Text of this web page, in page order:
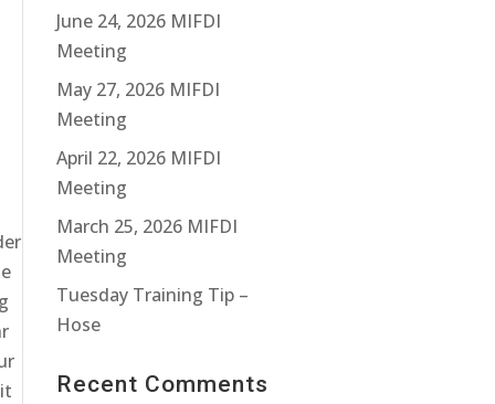
June 24, 2026 MIFDI
Meeting
May 27, 2026 MIFDI
Meeting
April 22, 2026 MIFDI
Meeting
March 25, 2026 MIFDI
Meeting
Tuesday Training Tip –
Hose
Recent Comments